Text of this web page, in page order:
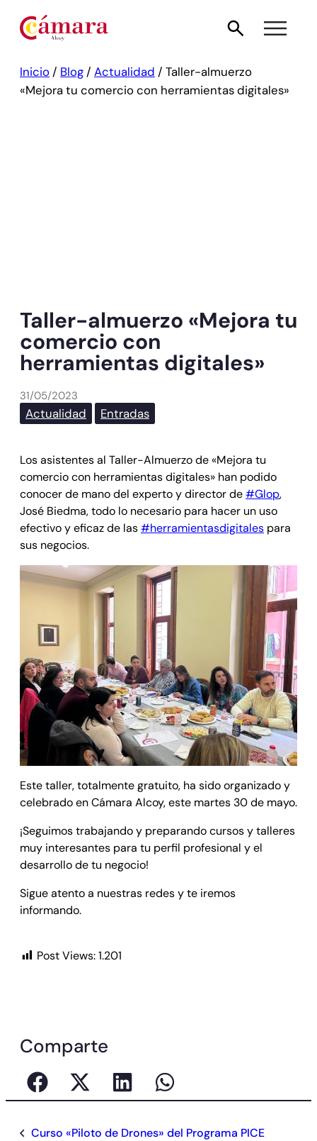
Inicio / Blog / Actualidad / Taller-almuerzo
«Mejora tu comercio con herramientas digitales»
Taller-almuerzo «Mejora tu
comercio con
herramientas digitales»
31/05/2023
Actualidad Entradas
Los asistentes al Taller-Almuerzo de «Mejora tu
comercio con herramientas digitales» han podido
conocer de mano del experto y director de#Glop,
José Biedma, todo lo necesario para hacer un uso
efectivo y eficaz de las#herramientasdigitales para
sus negocios.
Este taller, totalmente gratuito, ha sido organizado y
celebrado en Cámara Alcoy, este martes 30 de mayo.
¡Seguimos trabajando y preparando cursos y talleres
muy interesantes para tu perfil profesional y el
desarrollo de tu negocio!
Sigue atento a nuestras redes y te iremos
informando.
Post Views:1.201
Comparte
Curso «Piloto de Drones» del Programa PICE